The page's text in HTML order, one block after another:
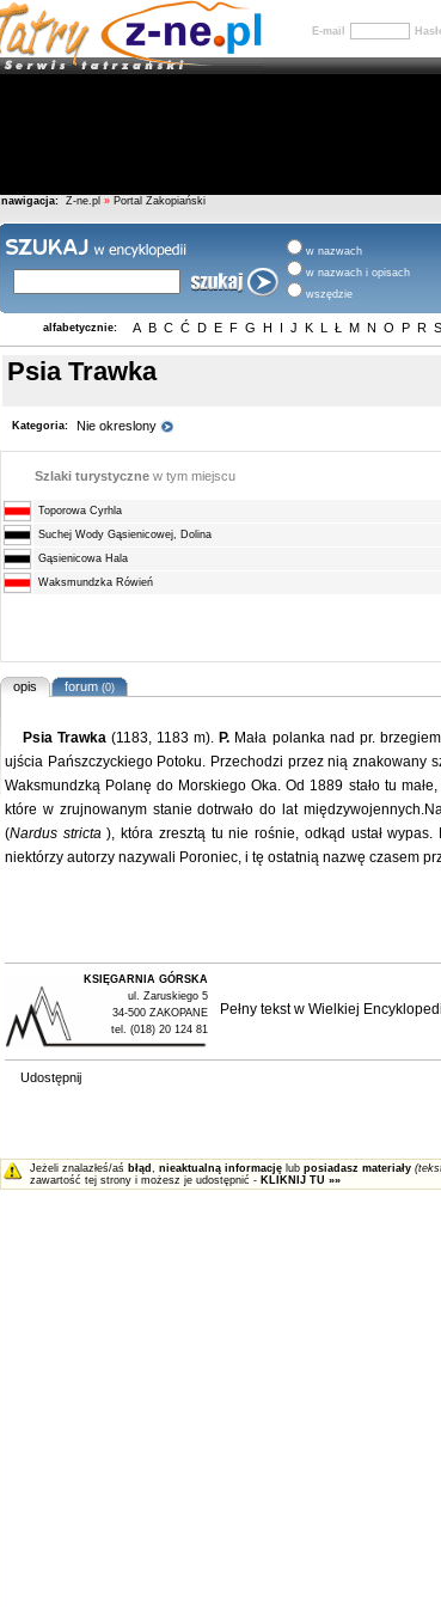
E-mail
nawigacja: Z-ne.pl » Portal Zakopiański
w nazwach
w nazwach i opisach
wszędzie
alfabetycznie: A B C Ć D E F G H I J K L Ł M N O P R S
Psia Trawka
Kategoria: Nie okreslony
Szlaki turystyczne w tym miejscu
Toporowa Cyrhla
Suchej Wody Gąsienicowej, Dolina
Gąsienicowa Hala
Waksmundzka Rówień
opis forum(0)
Psia Trawka (1183, 1183 m). P. Mała polanka nad pr.
ujścia Pańszczyckiego Potoku. Przechodzi przez nią znakowany
Waksmundzką Polanę do Morskiego Oka. Od 1889 stało tu
które w zrujnowanym stanie dotrwało do lat
(Nardus stricta), która zresztą tu nie rośnie, odkąd ustał
niektórzy autorzy nazywali Poroniec, i tę ostatnią nazwę czasem
KSIĘGARNIA GÓRSKA
ul. Zaruskiego 5
34-500 ZAKOPANE
tel. (018) 20 124 81
Pełny tekst w Wielkiej
Udostępnij
Jeżeli znalazłeś/aś błąd , nieaktualną informację lub posiadasz materiały
zawartość tej strony i możesz je udostępnić - KLIKNIJ TU »»